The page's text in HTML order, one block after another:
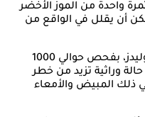
واحدة من الموز الأخضر
أن يقلل في الواقع من
وقام العلماء من جامعتي نيوكاسل وليدز، بفحص حوالي 1000
وراثية تزيد من خطر
ذلك المبيض والأمعاء